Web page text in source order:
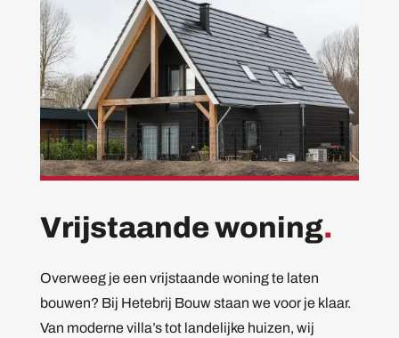
Vrijstaande woning.
Overweeg je een vrijstaande woning te laten
bouwen? Bij Hetebrij Bouw staan we voor je klaar.
Van moderne villa’s tot landelijke huizen, wij